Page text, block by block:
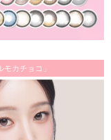
カチョコ」